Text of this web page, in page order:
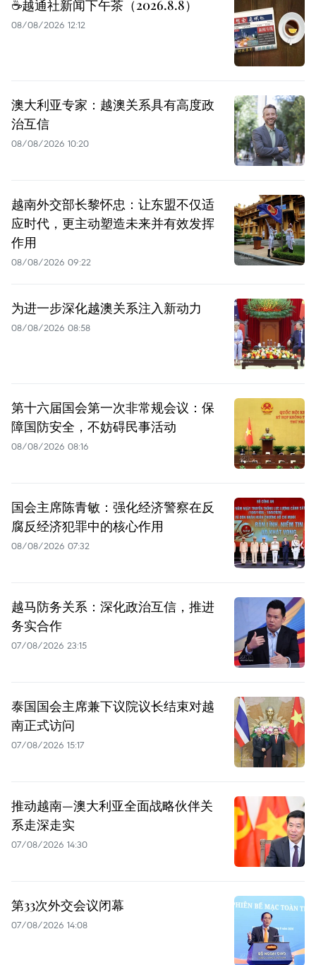
☕️越通社新闻下午茶（2026.8.8）
08/08/2026 12:12
澳大利亚专家：越澳关系具有高度政
治互信
08/08/2026 10:20
越南外交部长黎怀忠：让东盟不仅适
应时代，更主动塑造未来并有效发挥
作用
08/08/2026 09:22
为进一步深化越澳关系注入新动力
08/08/2026 08:58
第十六届国会第一次非常规会议：保
障国防安全，不妨碍民事活动
08/08/2026 08:16
国会主席陈青敏：强化经济警察在反
腐反经济犯罪中的核心作用
08/08/2026 07:32
越马防务关系：深化政治互信，推进
务实合作
07/08/2026 23:15
泰国国会主席兼下议院议长结束对越
南正式访问
07/08/2026 15:17
推动越南—澳大利亚全面战略伙伴关
系走深走实
07/08/2026 14:30
第33次外交会议闭幕
07/08/2026 14:08